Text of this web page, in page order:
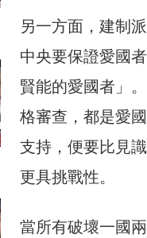
另一方面，建制
中央要保證愛國
賢能的愛國者」
格審查，都是愛
支持，便要比見
更具挑戰性。
當所有破壞一國